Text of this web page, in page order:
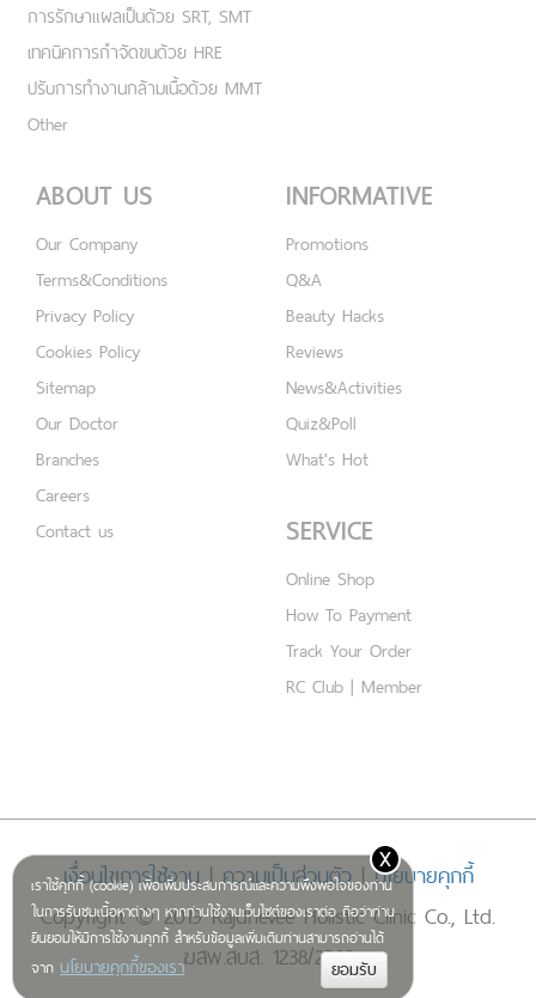
เราใช้คุกกี้ (cookie) เพื่อเพิ่มประสบการณ์และความพึงพอใจของท่าน
ในการรับชมเนื้อหาต่างๆ หากท่านใช้งานเว็บไซต์ของเราต่อ ถือว่าท่าน
ยินยอมให้มีการใช้งานคุกกี้ สำหรับข้อมูลเพิ่มเติมท่านสามารถอ่านได้
จาก นโยบายคุกกี้ของเรา
x
การรักษาแผลเป็นด้วย SRT, SMT
เทคนิคการกำจัดขนด้วย HRE
ปรับการทำงานกล้ามเนื้อด้วย MMT
Other
ABOUT US
Our Company
Terms&Conditions
Privacy Policy
Cookies Policy
Sitemap
Our Doctor
Branches
Careers
Contact us
INFORMATIVE
Promotions
Q&A
Beauty Hacks
Reviews
News&Activities
Quiz&Poll
What's Hot
SERVICE
Online Shop
How To Payment
Track Your Order
RC Club | Member
เงื่อนไขการใช้งาน|ความเป็นส่วนตัว|นโยบายคุกกี้
Copyright © 2019 Rajdhevee Holistic Clinic Co., Ltd.
ฆสพ.สบส. 1238/2562